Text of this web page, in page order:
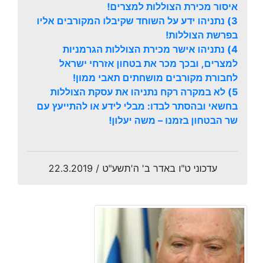
איסור מכירת הצוללות למצרים!
3) נתניהו ידע על השוחד שקיבלו המקורבים אליו
בפרשת הצוללות!
4) נתניהו אישר מכירת הצוללות הגרמניות
למצרים, ובכך מכר את בטחון אזרחי ישראל
לחבורת מקורבים מושחתים תאבי ממון!
5) לא במקרה רקח נתניהו את עסקת הצוללות
בחשאי ובהסתר לבדו: מבלי לידע או להתייעץ עם
שר הבטחון בזמנו – משה יעלון!
עדכוני ט"ו באדר ב' ה'תשע"ט / 22.3.2019